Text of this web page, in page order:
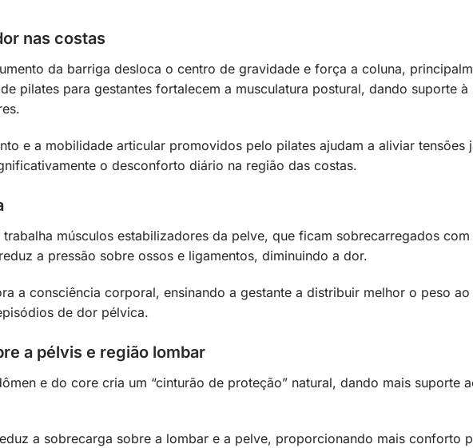
nas costas
da barriga desloca o centro de gravidade e força a coluna,
pilates para gestantes fortalecem a musculatura postural, dando suporte à
e a mobilidade articular promovidos pelo pilates ajudam a aliviar tensões
o desconforto diário na região das costas.
trabalha músculos estabilizadores da pelve, que ficam sobrecarregados com
a pressão sobre ossos e ligamentos, diminuindo a dor.
a consciência corporal, ensinando a gestante a distribuir melhor o peso ao
de dor pélvica.
a pélvis e região lombar
e do core cria um “cinturão de proteção” natural, dando mais suporte
a sobrecarga sobre a lombar e a pelve, proporcionando mais conforto